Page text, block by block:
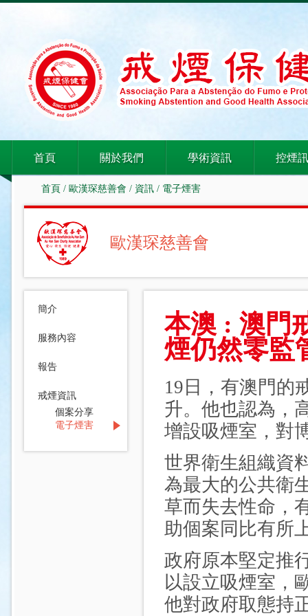
首頁 關於我們 學術資訊 控煙
首頁 / 歐漢琛慈善會 / 資訊/ 電子煙害
歐漢琛慈善會
簡介
服務內容
報告
戒煙資訊
個案分享
電子煙害
本澳 : 澳門
煙仍然零監
19日，有澳門的
升。他也認為，
增設吸煙室，對
世界衛生組織資
為最大的公共衛
草而失去性命，
助個案同比有所
政府原本堅定推
以設立吸煙室，
他對政府取態持